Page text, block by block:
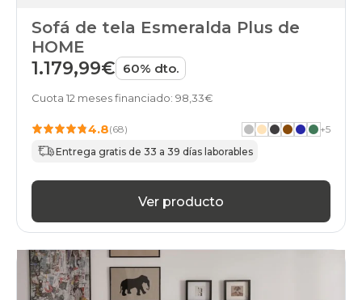
Sofá de tela Esmeralda Plus de
HOME
1.179,99€ 60% dto.
Cuota 12 meses financiado: 98,33€
4.8(68) +5
Entrega gratis de 33 a 39 días laborables
Ver producto